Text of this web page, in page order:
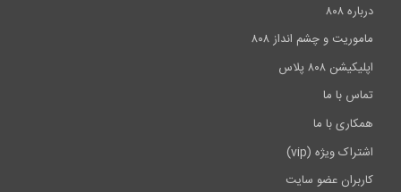
درباره ۸۰۸
ماموریت و چشم انداز ۸۰۸
اپلیکیشن ۸۰۸ پلاس
تماس با ما
همکاری با ما
اشتراک ویژه (vip)
کاربران عضو سایت